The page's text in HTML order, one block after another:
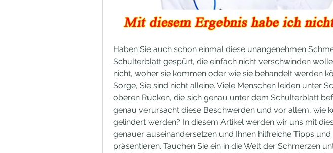
Haben Sie auch schon einmal diese unangenehmen
Schulterblatt gespürt, die einfach nicht verschwinden
nicht, woher sie kommen oder wie sie behandelt werden
Sorge, Sie sind nicht alleine. Viele Menschen leiden unter
oberen Rücken, die sich genau unter dem Schulterblatt
genau verursacht diese Beschwerden und vor allem, wie
gelindert werden? In diesem Artikel werden wir uns mit
genauer auseinandersetzen und Ihnen hilfreiche Tipps
präsentieren. Tauchen Sie ein in die Welt der Schmerzen